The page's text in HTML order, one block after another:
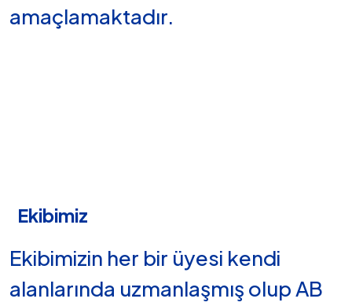
amaçlamaktadır.
Ekibimiz
Ekibimizin her bir üyesi kendi
alanlarında uzmanlaşmış olup AB